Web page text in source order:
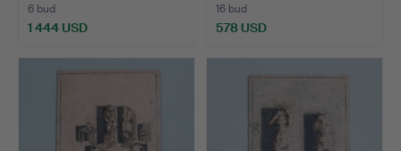
6 bud
1 444 USD
16 bud
578 USD